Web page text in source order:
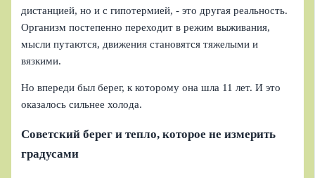
дистанцией, но и с гипотермией, - это другая реальность.
Организм постепенно переходит в режим выживания,
мысли путаются, движения становятся тяжелыми и
вязкими.
Но впереди был берег, к которому она шла 11 лет. И это
оказалось сильнее холода.
Советский берег и тепло, которое не измерить
градусами